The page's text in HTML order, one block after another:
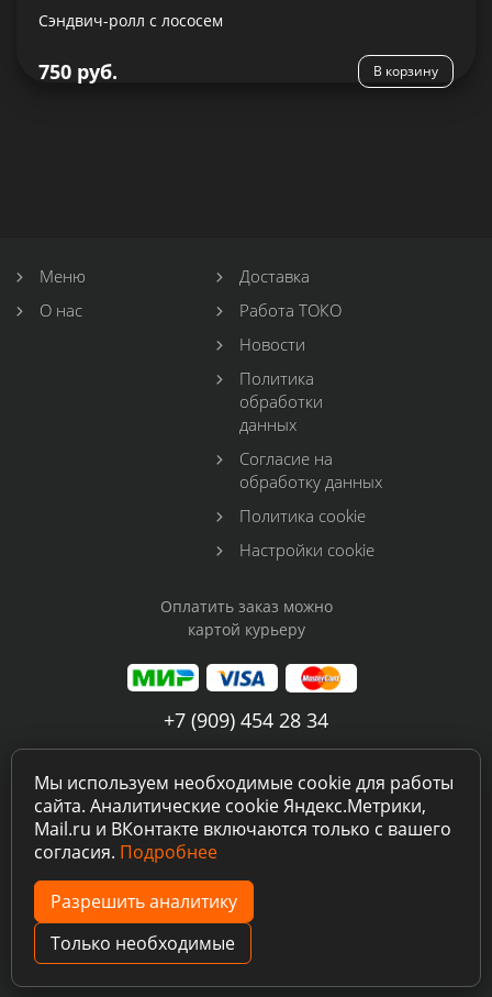
Сэндвич-ролл с лососем
750 руб. В корзину
Меню
О нас
Доставка
Работа ТОКО
Новости
Политика
обработки
данных
Согласие на
обработку данных
Политика cookie
Настройки cookie
Оплатить заказ можно
картой курьеру
+7 (909) 454 28 34
tokosushibuy@gmail.com
Instagram
ВКонтакте
TOKOSUSHI
Мы используем необходимые cookie для работы
сайта. Аналитические cookie Яндекс.Метрики,
Mail.ru и ВКонтакте включаются только с вашего
согласия. Подробнее
Разрешить аналитику
Только необходимые